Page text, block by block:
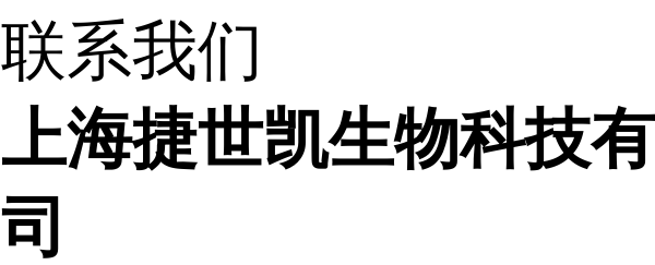
联系我们
上海捷世凯生物科技
司